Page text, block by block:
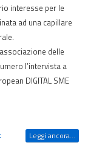
interesse per le
ad una capillare
delle
l’intervista a
DIGITAL SME
Leggi ancora...